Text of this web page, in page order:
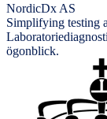
NordicDx AS
Simplifying testing
ögonblick.